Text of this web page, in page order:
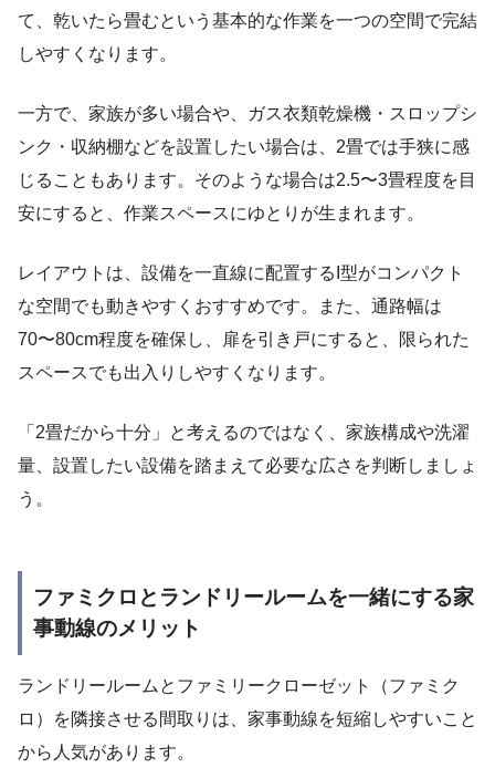
て、乾いたら畳むという基本的な作業を一つの空間で完結
しやすくなります。
一方で、家族が多い場合や、ガス衣類乾燥機・スロップシ
ンク・収納棚などを設置したい場合は、2畳では手狭に感
じることもあります。そのような場合は2.5〜3畳程度を目
安にすると、作業スペースにゆとりが生まれます。
レイアウトは、設備を一直線に配置するI型がコンパクト
な空間でも動きやすくおすすめです。また、通路幅は
70〜80cm程度を確保し、扉を引き戸にすると、限られた
スペースでも出入りしやすくなります。
「2畳だから十分」と考えるのではなく、家族構成や洗濯
量、設置したい設備を踏まえて必要な広さを判断しましょ
う。
ファミクロとランドリールームを一緒にする家
事動線のメリット
ランドリールームとファミリークローゼット（ファミク
ロ）を隣接させる間取りは、家事動線を短縮しやすいこと
から人気があります。